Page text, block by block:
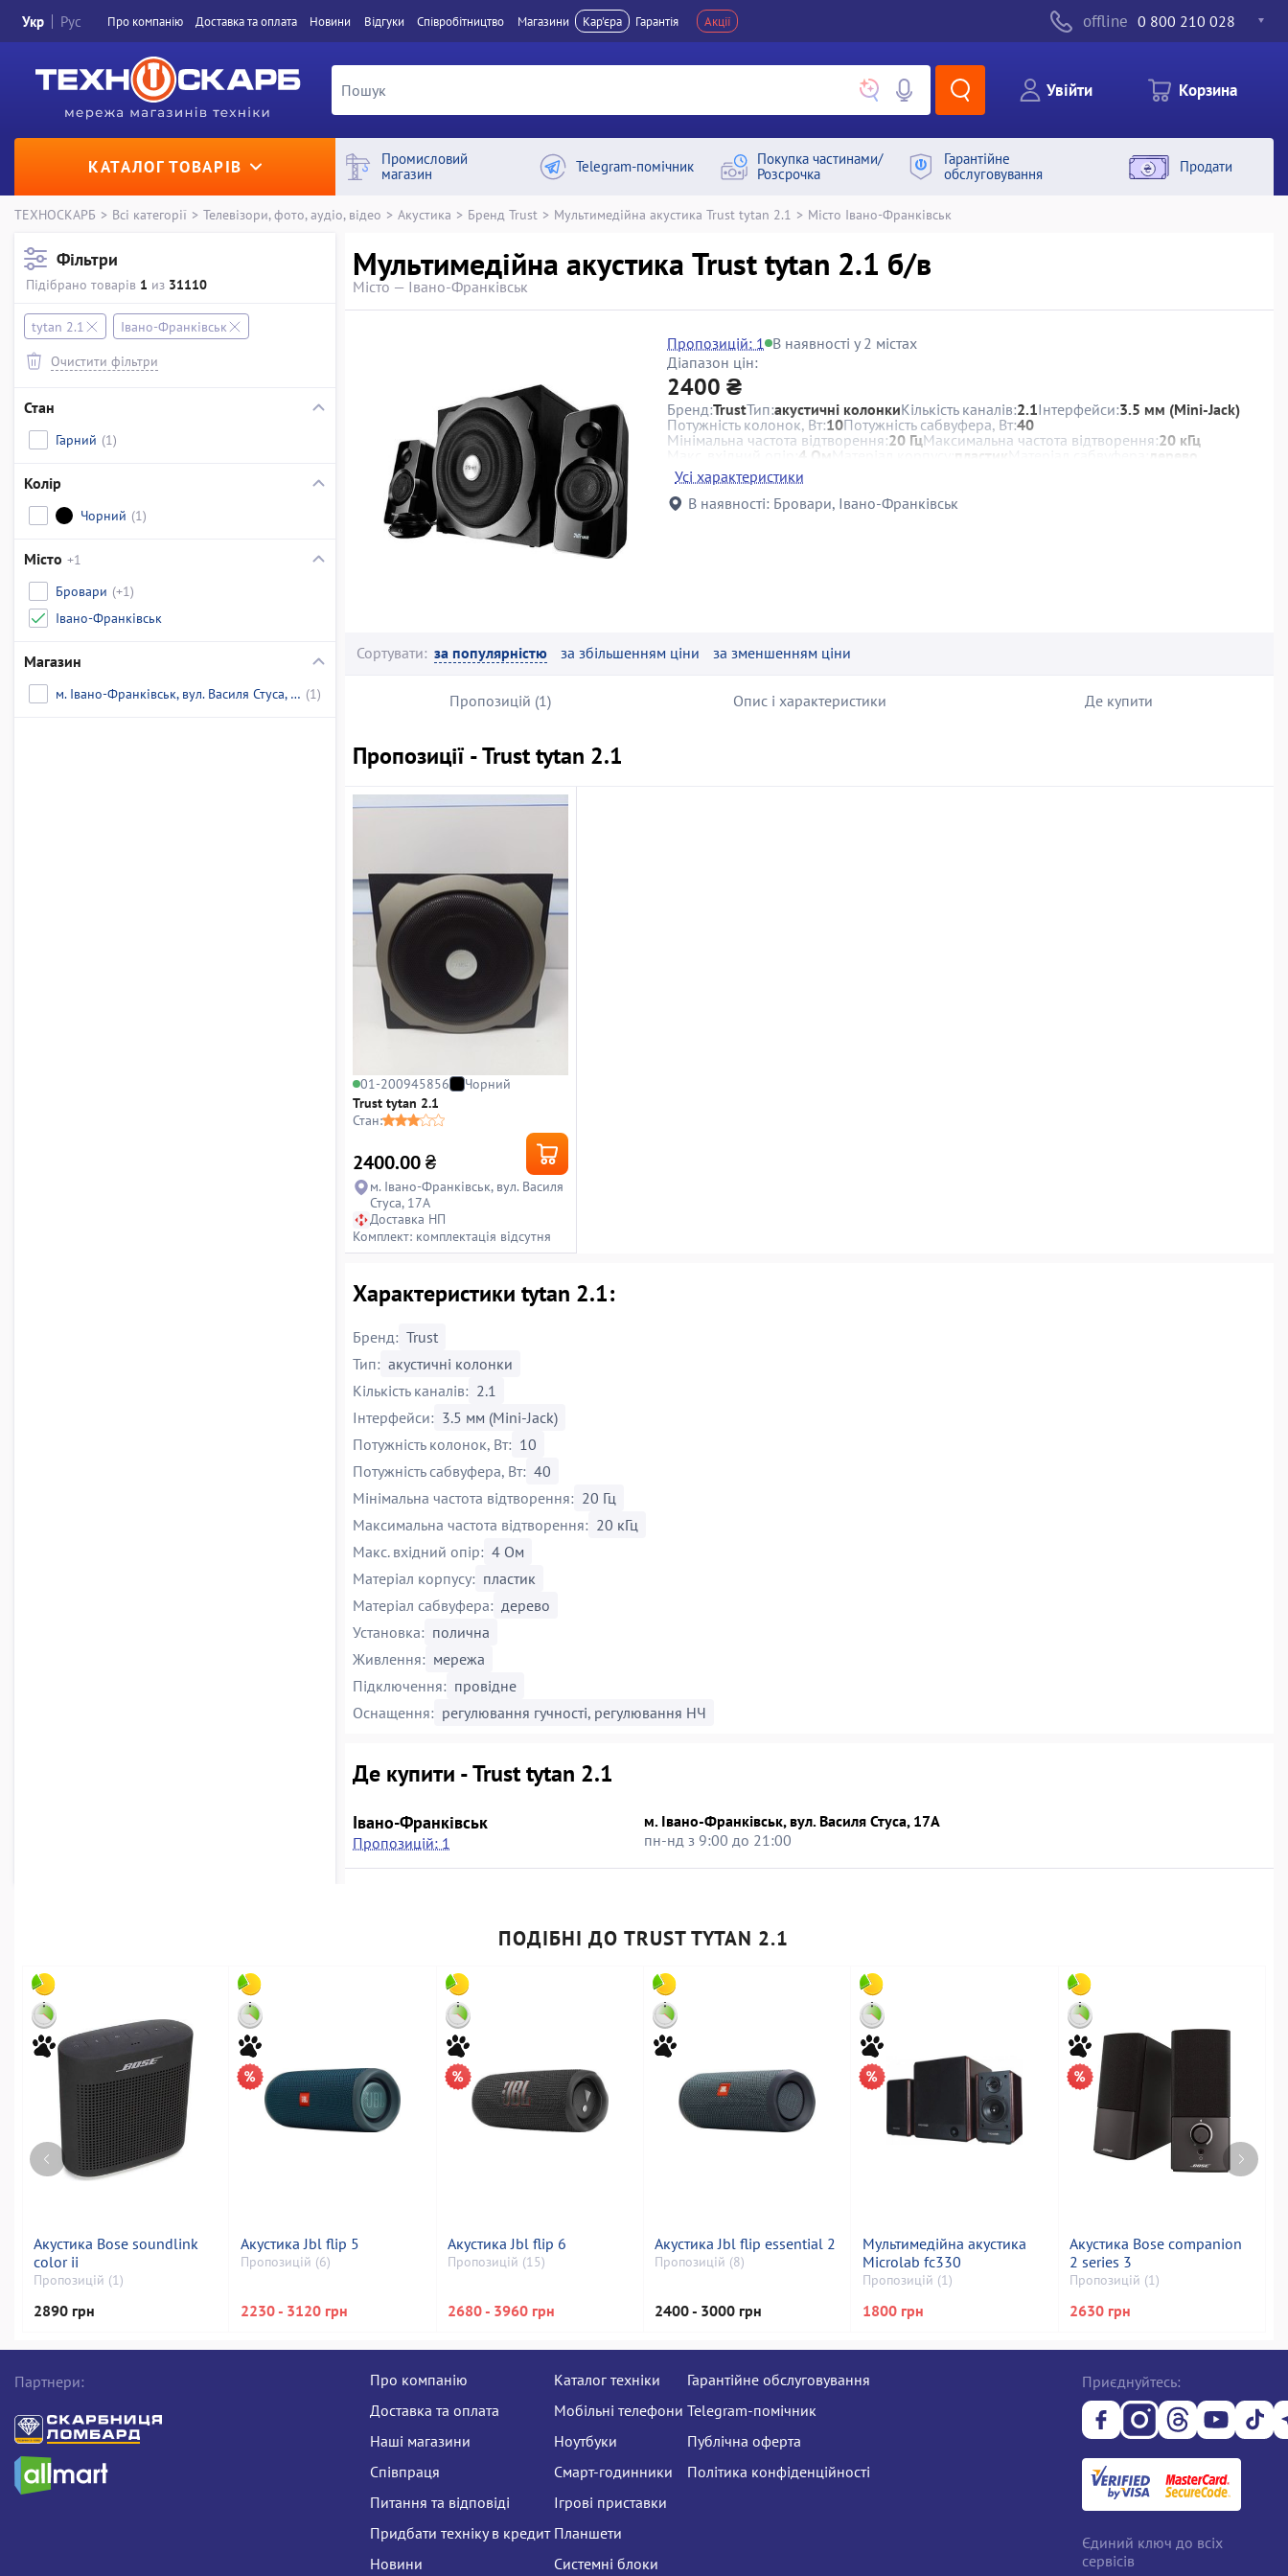
Укр Рус Про компанiю Доставка та оплата Новини Вiдгуки Співробітництво Магазини Кар'єра Гарантія Акції offline 0 800 210 028
Увiйти Корзина
КАТАЛОГ ТОВАРІВ
Промисловий
магазин
Telegram-помічник
Покупка частинами/
Розсрочка
Гарантiйне
обслуговування
Продати
ТЕХНОСКАРБ > Всі категорії > Телевізори, фото, аудіо, відео > Акустика > Бренд Trust > Мультимедійна акустика Trust tytan 2.1 > Місто Івано-Франківськ
Фільтри
Підібрано товарів 1 из 31110
tytan 2.1
Івано-Франківськ
Очистити фільтри
Стан
Гарний (1)
Колір
Чорний (1)
Місто +1
Бровари (+1)
Івано-Франківськ
Магазин
м. Івано-Франківськ, вул. Василя Стуса, 17А (1)
Мультимедійна акустика Trust tytan 2.1 б/в
Місто — Івано-Франківськ
Пропозицій: 1 В наявності у 2 містах
Діапазон цін:
2400 ₴
Бренд:TrustТип:акустичні колонкиКількість каналів:2.1Інтерфейси:3.5 мм (Mini-Jack)
Потужність колонок, Вт:10Потужність сабвуфера, Вт:40
Мінімальна частота відтворення:20 ГцМаксимальна частота відтворення:20 кГц
4 Ом
Установка:поличнаЖивлення:
Оснащення:регулювання гучності, регулювання НЧ
Усі характеристики
В наявності: Бровари, Івано-Франківськ
Сортувати: за популярністю за збільшенням ціни за зменшенням ціни
Пропозицій (1) Опис і характеристики Де купити
Пропозиції - Trust tytan 2.1
01-200945856
Чорний
Trust tytan 2.1
Стан:
2400.00₴
м. Івано-Франківськ, вул. Василя
Стуса, 17А
Доставка НП
Комплект: комплектація відсутня
Характеристики tytan 2.1:
Бренд: Trust
Тип: акустичні колонки
Кількість каналів: 2.1
Інтерфейси: 3.5 мм (Mini-Jack)
Потужність колонок, Вт: 10
Потужність сабвуфера, Вт: 40
Мінімальна частота відтворення: 20 Гц
Максимальна частота відтворення: 20 кГц
Макс. вхідний опір: 4 Ом
Матеріал корпусу: пластик
Матеріал сабвуфера: дерево
Установка: полична
Живлення: мережа
Підключення: провідне
Оснащення: регулювання гучності, регулювання НЧ
Де купити - Trust tytan 2.1
Івано-Франківськ
Пропозицій: 1
м. Івано-Франківськ, вул. Василя Стуса, 17А
пн-нд з 9:00 до 21:00
ПОДІБНІ ДО TRUST TYTAN 2.1
Акустика Bose soundlink
color ii
Пропозицій (1)
2890 грн
Акустика Jbl flip 5
Пропозицій (6)
2230 - 3120 грн
Акустика Jbl flip 6
Пропозицій (15)
2680 - 3960 грн
Акустика Jbl flip essential 2
Пропозицій (8)
2400 - 3000 грн
Мультимедійна акустика
Microlab fc330
Пропозицій (1)
1800 грн
Акустика Bose companion
2 series 3
Пропозицій (1)
2630 грн
Партнери:
Про компанію
Доставка та оплата
Наші магазини
Співпраця
Питання та відповіді
Придбати техніку в кредит
Новини
Каталог техніки
Мобільні телефони
Ноутбуки
Смарт-годинники
Ігрові приставки
Планшети
Системні блоки
Гарантійне обслуговування
Telegram-помічник
Публічна оферта
Політика конфіденційності
Приєднуйтесь:
Єдиний ключ до всіх
сервісів